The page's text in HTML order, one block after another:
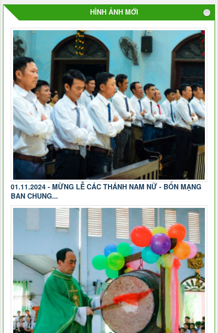
HÌNH ẢNH MỚI
01.11.2024 - MỪNG LỄ CÁC THÁNH NAM NỮ - BỔN MẠNG
BAN CHUNG...